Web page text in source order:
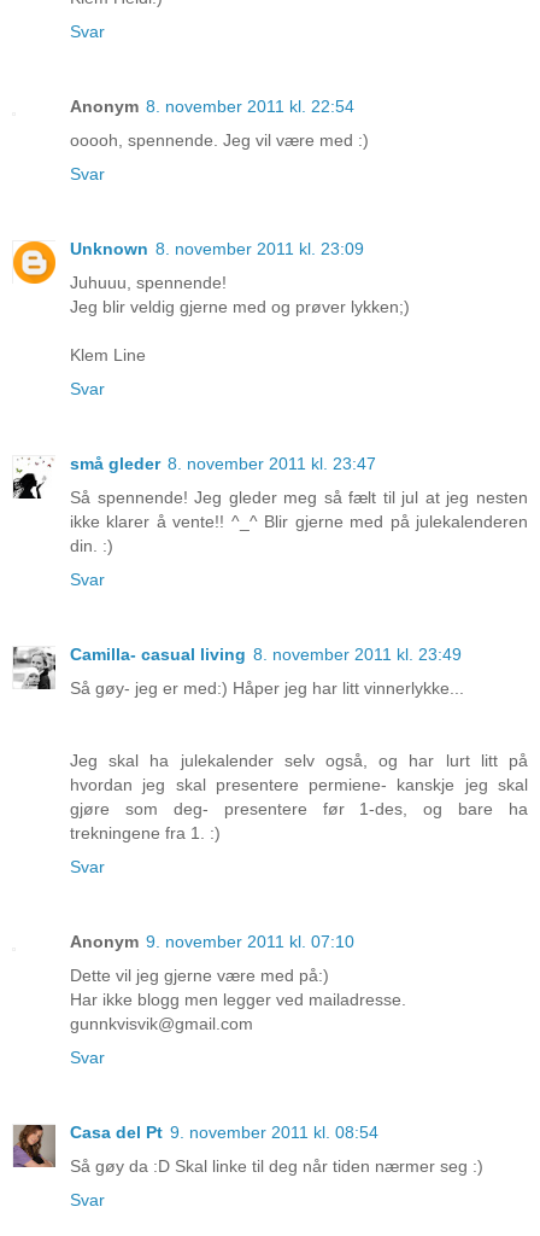
Svar
Anonym 8. november 2011 kl. 22:54
ooooh, spennende. Jeg vil være med :)
Svar
Unknown 8. november 2011 kl. 23:09
Juhuuu, spennende!
Jeg blir veldig gjerne med og prøver lykken;)
Klem Line
Svar
små gleder 8. november 2011 kl. 23:47
Så spennende! Jeg gleder meg så fælt til jul at jeg nesten
ikke klarer å vente!! ^_^ Blir gjerne med på julekalenderen
din. :)
Svar
Camilla- casual living 8. november 2011 kl. 23:49
Så gøy- jeg er med:) Håper jeg har litt vinnerlykke...
Jeg skal ha julekalender selv også, og har lurt litt på
hvordan jeg skal presentere permiene- kanskje jeg skal
gjøre som deg- presentere før 1-des, og bare ha
trekningene fra 1. :)
Svar
Anonym 9. november 2011 kl. 07:10
Dette vil jeg gjerne være med på:)
Har ikke blogg men legger ved mailadresse.
gunnkvisvik@gmail.com
Svar
Casa del Pt 9. november 2011 kl. 08:54
Så gøy da :D Skal linke til deg når tiden nærmer seg :)
Svar